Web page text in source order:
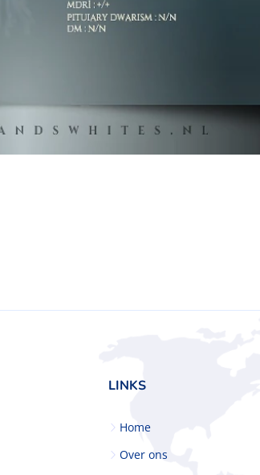
LINKS
Home
Over ons